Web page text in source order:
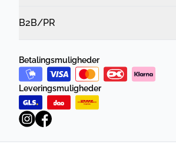
B2B/PR
Betalingsmuligheder
Leveringsmuligheder